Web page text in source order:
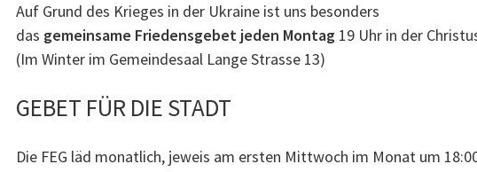
Auf Grund des Krieges in der Ukraine ist uns besonders
das gemeinsame Friedensgebet jeden Montag 19 Uhr in der
(Im Winter im Gemeindesaal Lange Strasse 13)
GEBET FÜR DIE STADT
Die FEG läd monatlich, jeweis am ersten Mittwoch im Monat um